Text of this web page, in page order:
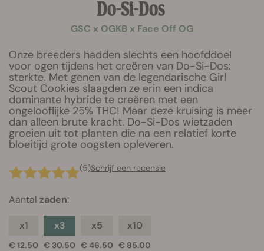
Do-Si-Dos
GSC x OGKB x Face Off OG
Onze breeders hadden slechts een hoofddoel
voor ogen tijdens het creëren van Do-Si-Dos:
sterkte. Met genen van de legendarische Girl
Scout Cookies slaagden ze erin een indica
dominante hybride te creëren met een
ongelooflijke 25% THC! Maar deze kruising is meer
dan alleen brute kracht. Do-Si-Dos wietzaden
groeien uit tot planten die na een relatief korte
bloeitijd grote oogsten opleveren.
(5)Schrijf een recensie
Aantal zaden:
x1
€ 12.50
x3
€ 30.50
x5
€ 46.50
x10
€ 85.00